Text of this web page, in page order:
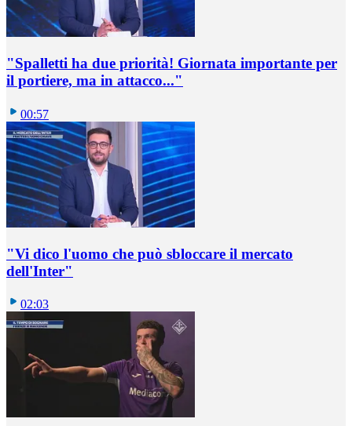
"Spalletti ha due priorità! Giornata importante per
il portiere, ma in attacco..."
00:57
"Vi dico l'uomo che può sbloccare il mercato
dell'Inter"
02:03